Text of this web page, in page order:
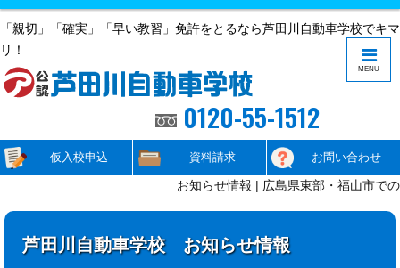
「親切」「確実」「早い教習」免許をとるなら芦田川自動車学校でキマ
リ！
0120-55-1512
仮入校申込 資料請求 お問い合わせ
お知らせ情報 | 広島県東部・福山市で
芦田川自動車学校 お知らせ情報
MENU